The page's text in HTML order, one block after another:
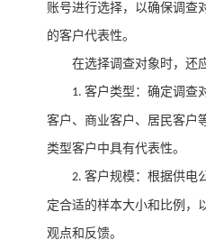
账号进行选择，以确保调查
的客户代表性。
在选择调查对象时，还
1. 客户类型：确定调查
客户、商业客户、居民客户
类型客户中具有代表性。
2. 客户规模：根据供电
定合适的样本大小和比例，
观点和反馈。